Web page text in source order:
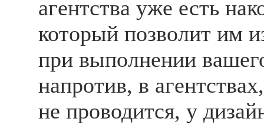
агентства уже есть
который позволит им
при выполнении
напротив, в
не проводится, у